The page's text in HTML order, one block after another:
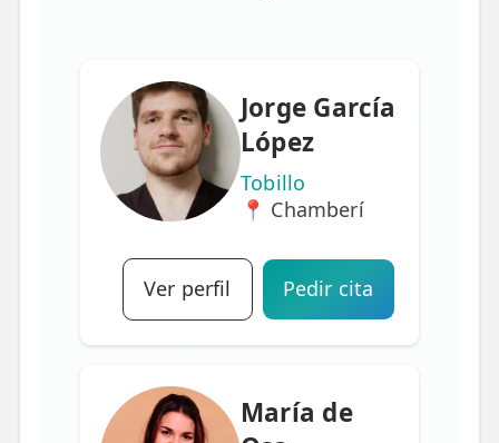
Jorge García
López
Tobillo
📍 Chamberí
Ver perfil Pedir cita
María de